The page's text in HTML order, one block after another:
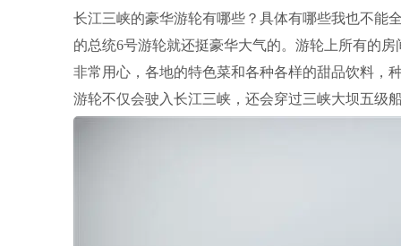
长江三峡的豪华游轮有哪些？具体有哪些我也不能
的总统6号游轮就还挺豪华大气的。游轮上所有的
非常用心，各地的特色菜和各种各样的甜品饮料，
游轮不仅会驶入长江三峡，还会穿过三峡大坝五级